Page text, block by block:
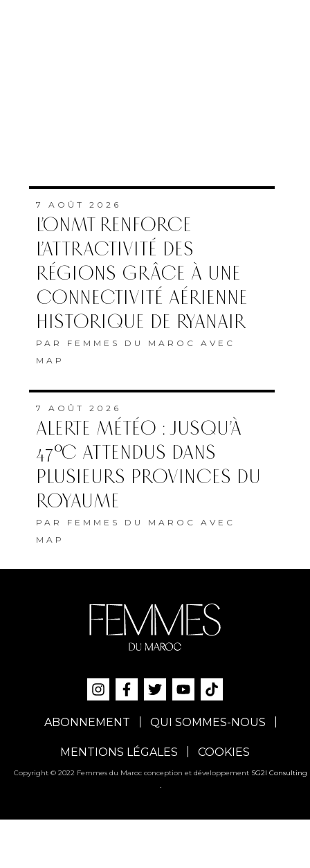
7 AOÛT 2026
L’ONMT RENFORCE
L’ATTRACTIVITÉ DES
RÉGIONS GRÂCE À UNE
CONNECTIVITÉ AÉRIENNE
HISTORIQUE DE RYANAIR
PAR FEMMES DU MAROC AVEC
MAP
7 AOÛT 2026
ALERTE MÉTÉO : JUSQU’À
47°C ATTENDUS DANS
PLUSIEURS PROVINCES DU
ROYAUME
PAR FEMMES DU MAROC AVEC
MAP
ABONNEMENT QUI SOMMES-NOUS
MENTIONS LÉGALES COOKIES
Copyright © 2022 Femmes du Maroc conception et développement SG2I Consulting